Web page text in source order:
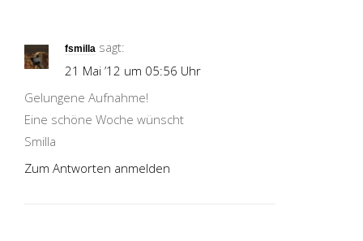
fsmilla sagt:
21 Mai ’12 um 05:56 Uhr
Gelungene Aufnahme!
Eine schöne Woche wünscht
Smilla
Zum Antworten anmelden